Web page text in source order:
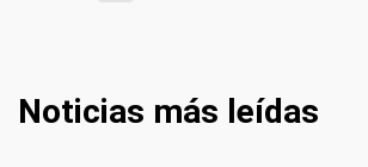
Noticias más leídas